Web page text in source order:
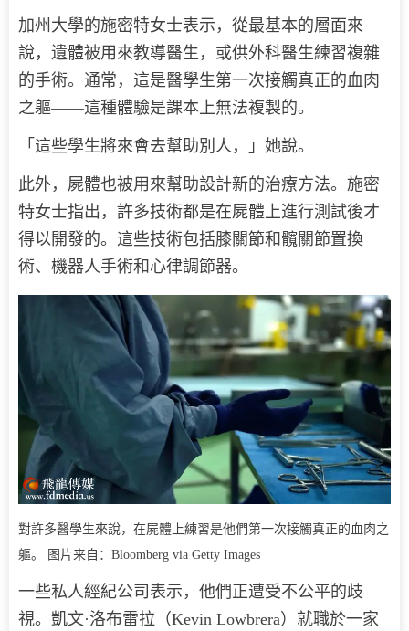
加州大學的施密特女士表示，從最基本的層面來
說，遺體被用來教導醫生，或供外科醫生練習複雜
的手術。通常，這是醫學生第一次接觸真正的血肉
之軀——這種體驗是課本上無法複製的。
「這些學生將來會去幫助別人，」她說。
此外，屍體也被用來幫助設計新的治療方法。施密
特女士指出，許多技術都是在屍體上進行測試後才
得以開發的。這些技術包括膝關節和髖關節置換
術、機器人手術和心律調節器。
對許多醫學生來說，在屍體上練習是他們第一次接觸真正的血肉之
軀。 图片来自：Bloomberg via Getty Images
一些私人經紀公司表示，他們正遭受不公平的歧
視。凱文·洛布雷拉（Kevin Lowbrera）就職於一家